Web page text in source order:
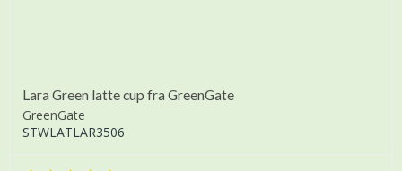
Lara Green latte cup fra GreenGate
GreenGate
STWLATLAR3506